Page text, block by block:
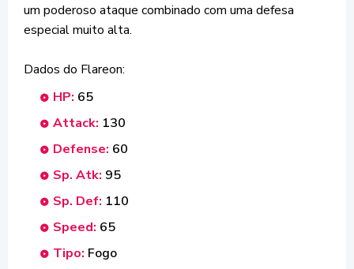
um poderoso ataque combinado com uma defesa
especial muito alta.
Dados do Flareon:
HP: 65
Attack: 130
Defense: 60
Sp. Atk: 95
Sp. Def: 110
Speed: 65
Tipo: Fogo